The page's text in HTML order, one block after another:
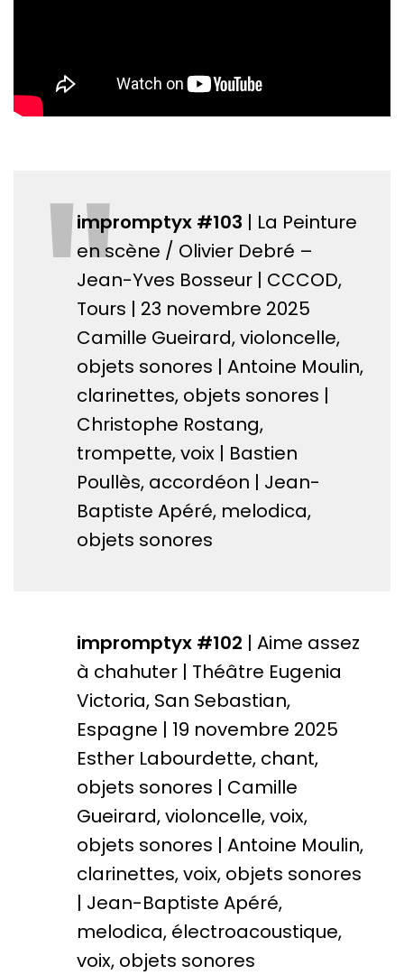
"
impromptyx #103 | La Peinture
en scène / Olivier Debré –
Jean-Yves Bosseur | CCCOD,
Tours | 23 novembre 2025
Camille Gueirard, violoncelle,
objets sonores | Antoine Moulin,
clarinettes, objets sonores |
Christophe Rostang,
trompette, voix | Bastien
Poullès, accordéon | Jean-
Baptiste Apéré, melodica,
objets sonores
impromptyx #102 | Aime assez
à chahuter | Théâtre Eugenia
Victoria, San Sebastian,
Espagne | 19 novembre 2025
Esther Labourdette, chant,
objets sonores | Camille
Gueirard, violoncelle, voix,
objets sonores | Antoine Moulin,
clarinettes, voix, objets sonores
| Jean-Baptiste Apéré,
melodica, électroacoustique,
voix, objets sonores